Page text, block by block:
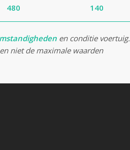
480 140
en conditie voertuig.
niet de maximale waarden